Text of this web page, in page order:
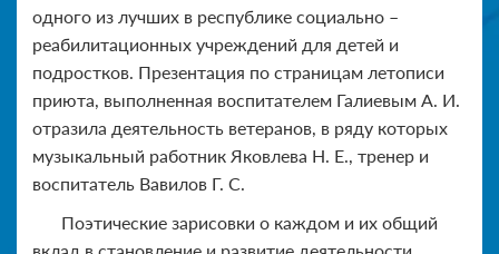
одного из лучших в республике социально –
реабилитационных учреждений для детей и
подростков. Презентация по страницам летописи
приюта, выполненная воспитателем Галиевым А. И.
отразила деятельность ветеранов, в ряду которых
музыкальный работник Яковлева Н. Е., тренер и
воспитатель Вавилов Г. С.
Поэтические зарисовки о каждом и их общий